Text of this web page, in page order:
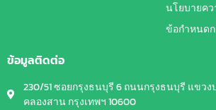
นโยบายค
ข้อกำหนด
ข้อมูลติดต่อ
230/51 ซอยกรุงธนบุรี 6 ถนนกรุงธนบุรี แขวง
คลองสาน กรุงเทพฯ 10600